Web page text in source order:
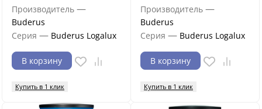
Производитель —
Buderus
Серия — Buderus Logalux
В корзину
Купить в 1 клик
Производитель —
Buderus
Серия — Buderus Logalux
В корзину
Купить в 1 клик